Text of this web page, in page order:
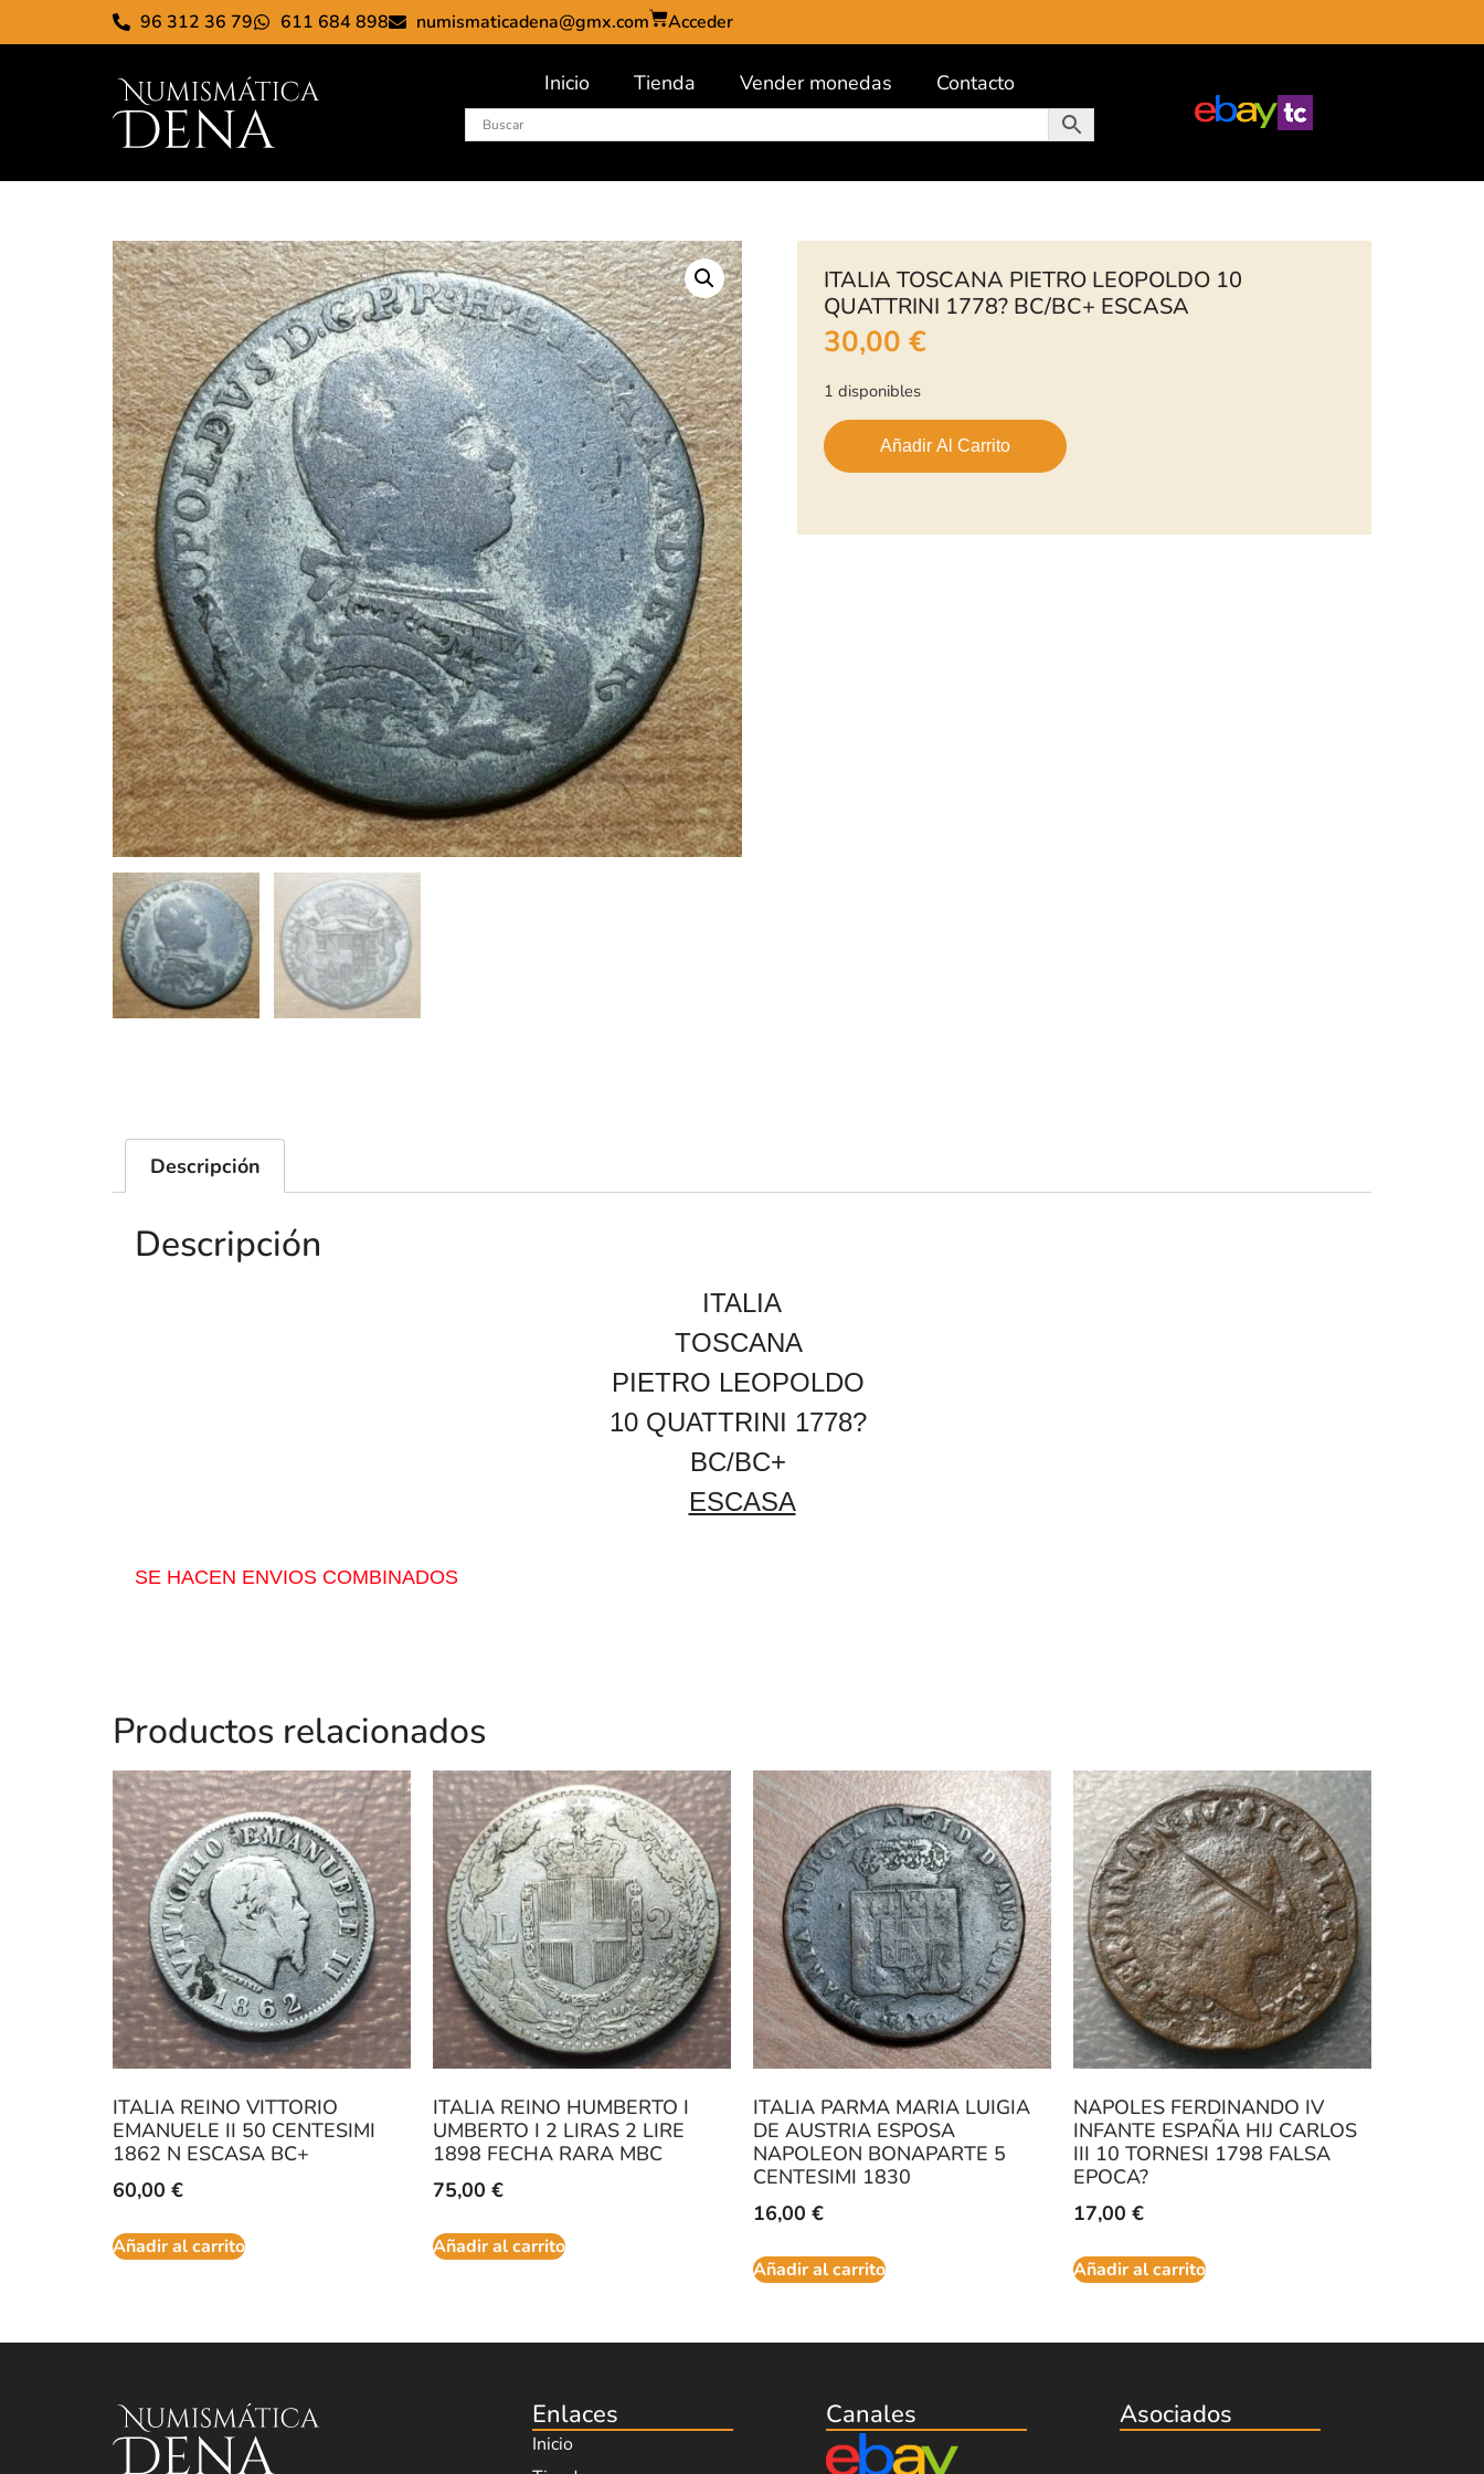
96 312 36 79 611 684 898 numismaticadena@gmx.com Acceder
Inicio Tienda Vender monedas Contacto
ITALIA TOSCANA PIETRO LEOPOLDO 10
QUATTRINI 1778? BC/BC+ ESCASA
30,00 €
1 disponibles
Añadir Al Carrito
Descripción
Descripción
ITALIA
TOSCANA
PIETRO LEOPOLDO
10 QUATTRINI 1778?
BC/BC+
ESCASA
SE HACEN ENVIOS COMBINADOS
Productos relacionados
ITALIA REINO VITTORIO
EMANUELE II 50 CENTESIMI
1862 N ESCASA BC+
60,00 €
Añadir al carrito
ITALIA REINO HUMBERTO I
UMBERTO I 2 LIRAS 2 LIRE
1898 FECHA RARA MBC
75,00 €
Añadir al carrito
ITALIA PARMA MARIA LUIGIA
DE AUSTRIA ESPOSA
NAPOLEON BONAPARTE 5
CENTESIMI 1830
16,00 €
Añadir al carrito
NAPOLES FERDINANDO IV
INFANTE ESPAÑA HIJ CARLOS
III 10 TORNESI 1798 FALSA
EPOCA?
17,00 €
Añadir al carrito
Enlaces
Inicio
Canales Asociados